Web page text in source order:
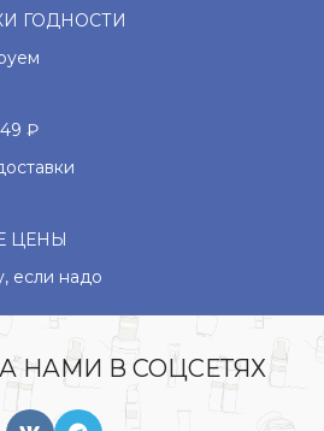
ГОДНОСТИ
₽
ЦЕНЫ
если надо
НАМИ В СОЦСЕТЯХ